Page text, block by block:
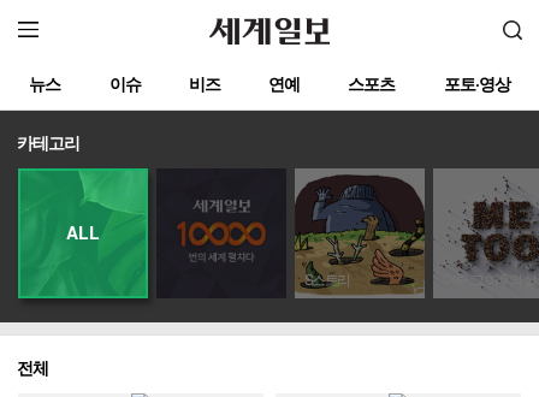
뉴스 이슈 비즈 연예 스포츠 포토·영상
카테고리
ALL
S스토리 미투, 그 이후의 삶
전체